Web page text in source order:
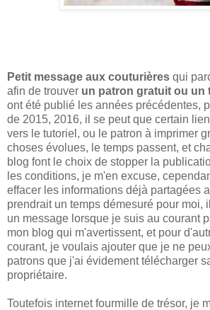
Petit message aux couturières qui
afin de trouver un patron gratuit ou un
ont été publié les années précédentes,
de 2015, 2016, il se peut que certain
vers le tutoriel, ou le patron à imprimer
choses évolues, le temps passent, et
blog font le choix de stopper la
les conditions, je m'en excuse,
effacer les informations déjà partagées
prendrait un temps démesuré pour moi,
un message lorsque je suis au courant
mon blog qui m'avertissent, et pour
courant, je voulais ajouter que je ne
patrons que j'ai évidement télécharger
propriétaire.
Toutefois internet fourmille de trésor, je